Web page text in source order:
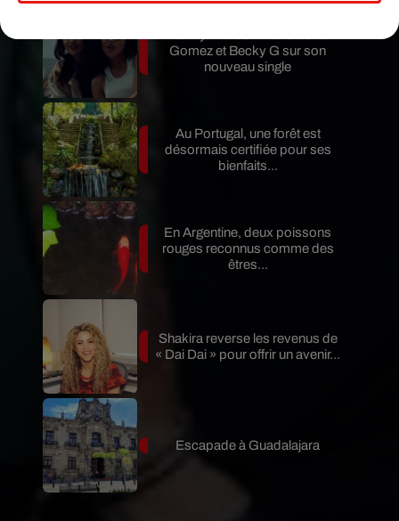
Gomez et Becky G sur son
nouveau single
Au Portugal, une forêt est
désormais certifiée pour ses
bienfaits...
En Argentine, deux poissons
rouges reconnus comme des
êtres...
Shakira reverse les revenus de
« Dai Dai » pour offrir un avenir...
Escapade à Guadalajara